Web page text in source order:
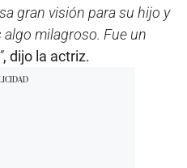
gran visión para su hijo y
milagroso. Fue un
, dijo la actriz.